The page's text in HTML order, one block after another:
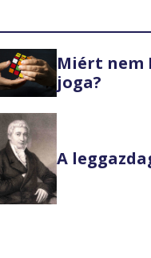
Miért nem
joga?
A